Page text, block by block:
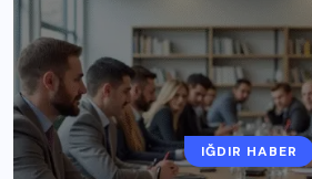
IĞDIR HABER